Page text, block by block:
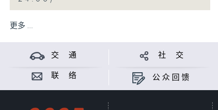
更多 ...
交 通 社 交
联 络 公众回馈